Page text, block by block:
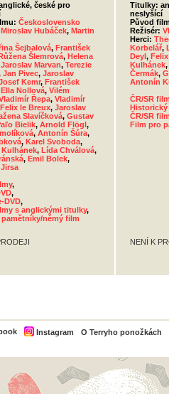
české pro
Československo
Miroslav Hubáček, Martin
Šejbalová, František
Šlemrová, Helena
Jaroslav Marvan, Terezie
Jan Pivec, Jaroslav
Kemr, František
Ella Nollová, Vilém
Řepa, Vladimír
Felix le Breux, Jaroslav
Slavíčková, Gustav
Bielik, Arnold Flögl,
, Antonín Šůra,
, Karel Svoboda,
, Lída Chválová,
, Emil Bolek,
,
,
DVD,
s anglickými titulky,
němý film
Titulky:
neslyšící
Původ
Režisér:
Herci:
Korbelář,
Deyl,
Kulhánek,
Čermák,
Antonín
ČR/SR
Historický
ČR/SR
Film pro
NENÍ K
Instagram O Terryho ponožkách